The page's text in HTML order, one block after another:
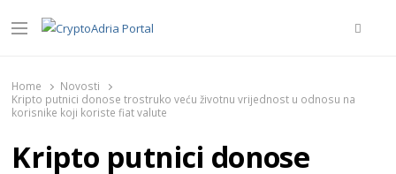
Menu
Home
Novosti
Kripto putnici donose trostruko veću životnu vrijednost u odnosu na
korisnike koji koriste fiat valute
Kripto putnici donose